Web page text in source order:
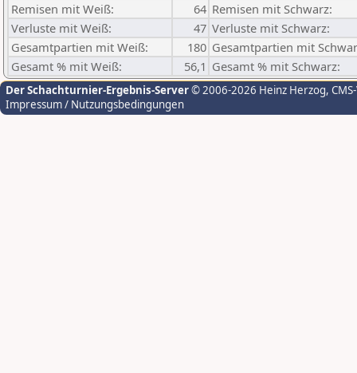
Remisen mit Weiß:
64 Remisen mit Schwarz:
Verluste mit Weiß:
47 Verluste mit Schwarz:
Gesamtpartien mit Weiß:
180 Gesamtpartien mit
Gesamt % mit Weiß:
56,1 Gesamt % mit Schwarz:
Der Schachturnier-Ergebnis-Server© 2006-2026 Heinz Herzog,
Impressum / Nutzungsbedingungen